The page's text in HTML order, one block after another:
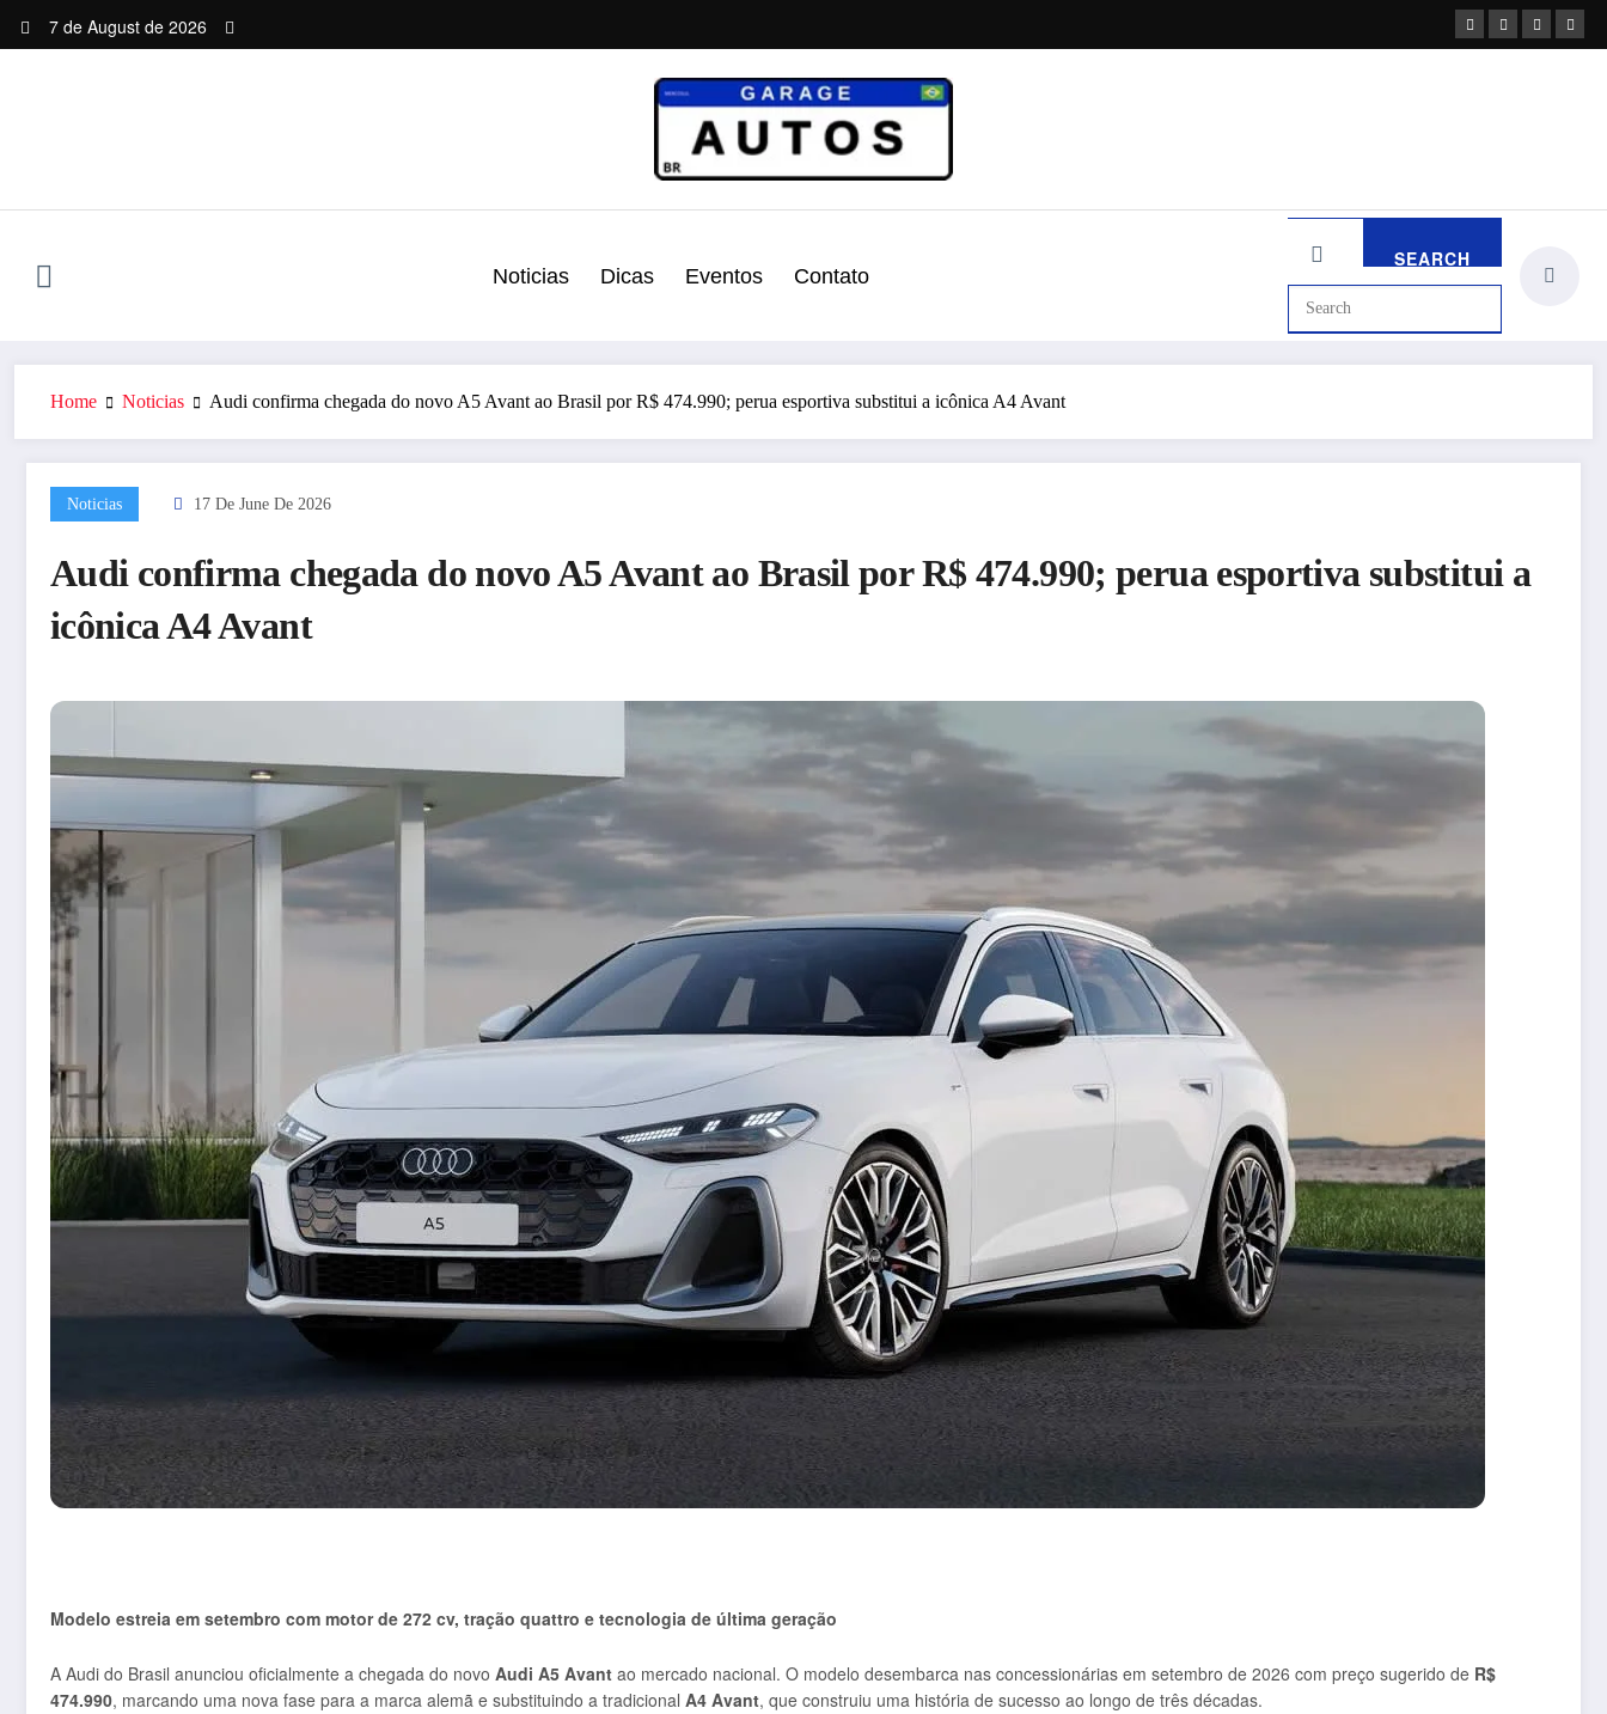
7 de August de 2026
Noticias Dicas Eventos Contato
Home Noticias Audi confirma chegada do novo A5 Avant ao Brasil por R$ 474.990; perua esportiva substitui a icônica A4 Avant
Noticias 17 De June De 2026
Audi confirma chegada do novo A5 Avant ao Brasil por R$ 474.990; perua esportiva substitui a
icônica A4 Avant
Modelo estreia em setembro com motor de 272 cv, tração quattro e tecnologia de última geração
A Audi do Brasil anunciou oficialmente a chegada do novo Audi A5 Avant ao mercado nacional. O modelo desembarca nas concessionárias em setembro de 2026 com preço sugerido de R$
474.990, marcando uma nova fase para a marca alemã e substituindo a tradicional A4 Avant, que construiu uma história de sucesso ao longo de três décadas.